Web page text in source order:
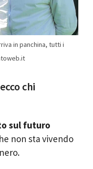
in panchina, tutti i
chi
sul futuro
non sta vivendo